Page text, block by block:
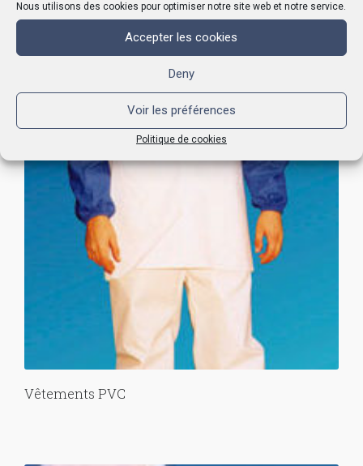
Nous utilisons des cookies pour optimiser notre site web et notre service.
Accepter les cookies
Deny
Voir les préférences
Politique de cookies
Vêtements PVC